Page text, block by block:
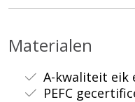
Materialen
A-kwaliteit eik
PEFC